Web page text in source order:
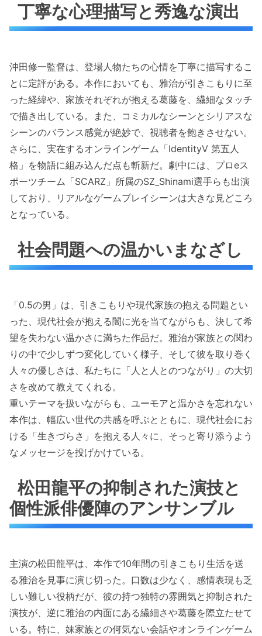
丁寧な心理描写と秀逸な演出
沖田修一監督は、登場人物たちの心情を丁寧に描写するこ
とに定評がある。本作においても、雅治が引きこもりに至
った経緯や、家族それぞれが抱える葛藤を、繊細なタッチ
で描き出している。また、コミカルなシーンとシリアスな
シーンのバランス感覚が絶妙で、視聴者を飽きさせない。
さらに、実在するオンラインゲーム「IdentityV 第五人
格」を物語に組み込んだ点も斬新だ。劇中には、プロeス
ポーツチーム「SCARZ」所属のSZ_Shinami選手らも出演
しており、リアルなゲームプレイシーンは大きな見どころ
となっている。
社会問題への温かいまなざし
「0.5の男」は、引きこもりや現代家族の抱える問題とい
った、現代社会が抱える闇に光を当てながらも、決して希
望を失わない温かさに満ちた作品だ。雅治が家族との関わ
りの中で少しずつ変化していく様子、そして彼を取り巻く
人々の優しさは、私たちに「人と人とのつながり」の大切
さを改めて教えてくれる。
重いテーマを扱いながらも、ユーモアと温かさを忘れない
本作は、幅広い世代の共感を呼ぶとともに、現代社会にお
ける「生きづらさ」を抱える人々に、そっと寄り添うよう
なメッセージを投げかけている。
松田龍平の抑制された演技と
個性派俳優陣のアンサンブル
主演の松田龍平は、本作で10年間の引きこもり生活を送
る雅治を見事に演じ切った。口数は少なく、感情表現も乏
しい難しい役柄だが、彼の持つ独特の雰囲気と抑制された
演技が、逆に雅治の内面にある繊細さや葛藤を際立たせて
いる。特に、妹家族との何気ない会話やオンラインゲーム